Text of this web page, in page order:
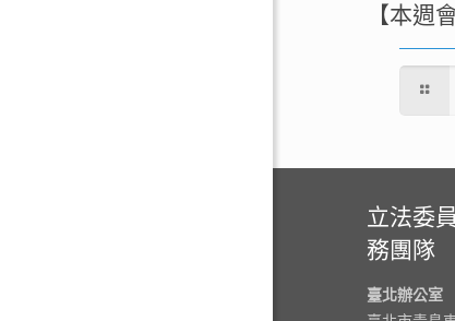
【本週
立法委
務團隊
臺北辦公室